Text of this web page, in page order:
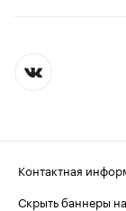
Контактная
Скрыть баннеры